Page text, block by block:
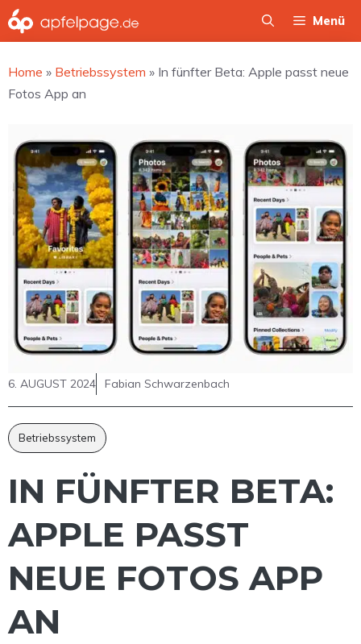
Zum
Inhalt
Menü
Home » Betriebssystem » In fünfter Beta: Apple passt neue
Fotos App an
6. AUGUST 2024 Fabian Schwarzenbach
Betriebssystem
IN FÜNFTER BETA:
APPLE PASST
NEUE FOTOS APP
AN